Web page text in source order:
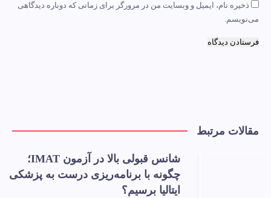
ذخیره نام، ایمیل و وبسایت من در مرورگر برای زمانی که دوباره دیدگاهی
می‌نویسم.
مقالات مرتبط
شانس قبولی بالا در آزمون IMAT؛
چگونه با برنامه‌ریزی درست به پزشکی
ایتالیا برسیم؟